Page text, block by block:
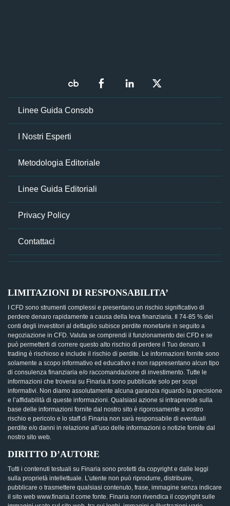
Linee Guida Consob
I Nostri Esperti
Metodologia Editoriale
Linee Guida Editoriali
Privacy Policy
Contattaci
LIMITAZIONI DI RESPONSABILITA’
I CFD sono strumenti complessi e presentano un rischio significativo di
perdere denaro rapidamente a causa della leva finanziaria. Il 74-85 % dei
conti degli investitori al dettaglio subisce perdite monetarie in seguito a
negoziazione in CFD. Valuta se comprendi il funzionamento dei CFD e se
può permetterti di correre questo alto rischio di perdere il Tuo denaro. Il
trading è rischioso e include il rischio di perdite. Le informazioni fornite sono
solamente a scopo informativo ed educativo e non rappresentano alcun tipo
di consulenza finanziaria e/o raccomandazione di investimento. Tutte le
informazioni che troverai su Finaria.it sono pubblicate solo per scopi
informativi. Non diamo assolutamente alcuna garanzia riguardo la precisione
e l’affidabilità di queste informazioni. Qualsiasi azione si intraprende sulla
base delle informazioni fornite dal nostro sito è rigorosamente a vostro
rischio e pericolo e lo staff di Finaria non sarà responsabile di eventuali
perdite e/o danni in relazione all’uso delle informazioni o notizie fornite dal
nostro sito web.
DIRITTO D’AUTORE
Tutti i contenuti testuali su Finaria sono protetti da copyright e dalle leggi
sulla proprietà intellettuale. L’utente non può riprodurre, distribuire,
pubblicare o trasmettere qualsiasi contenuto, frase, immagine senza indicare
il sito web www.finaria.it come fonte. Finaria non rivendica il copyright sulle